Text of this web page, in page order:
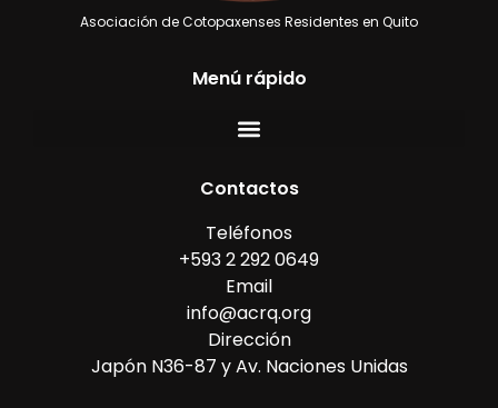
Asociación de Cotopaxenses Residentes en Quito
Menú rápido
Contactos
Teléfonos
+593 2 292 0649
Email
info@acrq.org
Dirección
Japón N36-87 y Av. Naciones Unidas